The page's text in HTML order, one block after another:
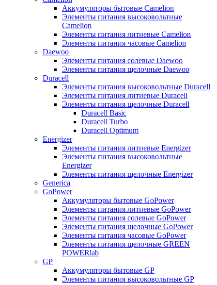
Аккумуляторы бытовые Camelion
Элементы питания высоковольтные
Camelion
Элементы питания литиевые Camelion
Элементы питания часовые Camelion
Daewoo
Элементы питания солевые Daewoo
Элементы питания щелочные Daewoo
Duracell
Элементы питания высоковольтные Duracell
Элементы питания литиевые Duracell
Элементы питания щелочные Duracell
Duracell Basic
Duracell Turbo
Duracell Optimum
Energizer
Элементы питания литиевые Energizer
Элементы питания высоковольтные
Energizer
Элементы питания щелочные Energizer
Generica
GoPower
Аккумуляторы бытовые GoPower
Элементы питания литиевые GoPower
Элементы питания солевые GoPower
Элементы питания щелочные GoPower
Элементы питания часовые GoPower
Элементы питания щелочные GREEN
POWERlab
GP
Аккумуляторы бытовые GP
Элементы питания высоковольтные GP